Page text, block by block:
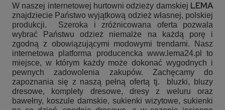
W naszej internetowej hurtowni odzieży damskiej LEMA
znajdziecie Państwo wyjątkową odzież własnej, polskiej
produkcji. Szeroka i zróżnicowana oferta pozwala
wybrać Państwu odzież niemalże na każdą porę i
zgodną z obowiązującymi modowymi trendami. Nasz
internetowa platforma producencka www.lema24.pl to
miejsce, w którym każdy może dokonać wygodnych i
pewnych zadowolenia zakupów. Zachęcamy do
zapoznania się z naszą pełną ofertą tj.
bluzki, bluzy
dresowe, komplety dresowe, dresy z weluru oraz
bawełny, koszule damskie, sukienki wizytowe, sukienki